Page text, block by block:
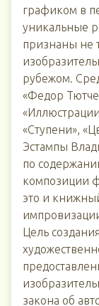
графиком в
уникальные
признаны не
рубежом.
«Федор
«Ступени»,
Эстампы
по
композиции
это и
Цель
закона об